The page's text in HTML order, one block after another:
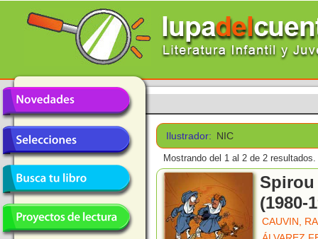
Ilustrador: NIC
Mostrando del 1 al 2 de 2 resultados.
Spirou
(1980-
CAUVIN,